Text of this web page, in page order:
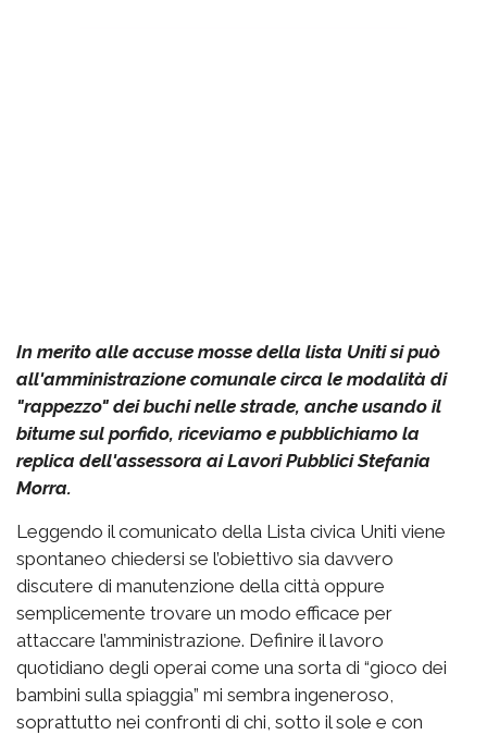
In merito alle accuse mosse della lista Uniti si può
all'amministrazione comunale circa le modalità di
"rappezzo" dei buchi nelle strade, anche usando il
bitume sul porfido, riceviamo e pubblichiamo la
replica dell'assessora ai Lavori Pubblici Stefania
Morra.
Leggendo il comunicato della Lista civica Uniti viene
spontaneo chiedersi se l’obiettivo sia davvero
discutere di manutenzione della città oppure
semplicemente trovare un modo efficace per
attaccare l’amministrazione. Definire il lavoro
quotidiano degli operai come una sorta di “gioco dei
bambini sulla spiaggia” mi sembra ingeneroso,
soprattutto nei confronti di chi, sotto il sole e con